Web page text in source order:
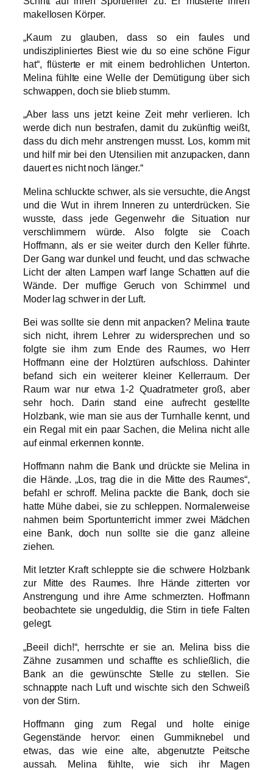
makellosen Körper.
„Kaum zu glauben, dass so ein faules und
undiszipliniertes Biest wie du so eine schöne Figur
hat“, flüsterte er mit einem bedrohlichen Unterton.
Melina fühlte eine Welle der Demütigung über sich
schwappen, doch sie blieb stumm.
„Aber lass uns jetzt keine Zeit mehr verlieren. Ich
werde dich nun bestrafen, damit du zukünftig weißt,
dass du dich mehr anstrengen musst. Los, komm mit
und hilf mir bei den Utensilien mit anzupacken, dann
dauert es nicht noch länger.“
Melina schluckte schwer, als sie versuchte, die Angst
und die Wut in ihrem Inneren zu unterdrücken. Sie
wusste, dass jede Gegenwehr die Situation nur
verschlimmern würde. Also folgte sie Coach
Hoffmann, als er sie weiter durch den Keller führte.
Der Gang war dunkel und feucht, und das schwache
Licht der alten Lampen warf lange Schatten auf die
Wände. Der muffige Geruch von Schimmel und
Moder lag schwer in der Luft.
Bei was sollte sie denn mit anpacken? Melina traute
sich nicht, ihrem Lehrer zu widersprechen und so
folgte sie ihm zum Ende des Raumes, wo Herr
Hoffmann eine der Holztüren aufschloss. Dahinter
befand sich ein weiterer kleiner Kellerraum. Der
Raum war nur etwa 1-2 Quadratmeter groß, aber
sehr hoch. Darin stand eine aufrecht gestellte
Holzbank, wie man sie aus der Turnhalle kennt, und
ein Regal mit ein paar Sachen, die Melina nicht alle
auf einmal erkennen konnte.
Hoffmann nahm die Bank und drückte sie Melina in
die Hände. „Los, trag die in die Mitte des Raumes“,
befahl er schroff. Melina packte die Bank, doch sie
hatte Mühe dabei, sie zu schleppen. Normalerweise
nahmen beim Sportunterricht immer zwei Mädchen
eine Bank, doch nun sollte sie die ganz alleine
ziehen.
Mit letzter Kraft schleppte sie die schwere Holzbank
zur Mitte des Raumes. Ihre Hände zitterten vor
Anstrengung und ihre Arme schmerzten. Hoffmann
beobachtete sie ungeduldig, die Stirn in tiefe Falten
gelegt.
„Beeil dich!“, herrschte er sie an. Melina biss die
Zähne zusammen und schaffte es schließlich, die
Bank an die gewünschte Stelle zu stellen. Sie
schnappte nach Luft und wischte sich den Schweiß
von der Stirn.
Hoffmann ging zum Regal und holte einige
Gegenstände hervor: einen Gummiknebel und
etwas, das wie eine alte, abgenutzte Peitsche
aussah. Melina fühlte, wie sich ihr Magen